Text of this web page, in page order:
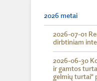
2026 metai
2026-07-01
dirbtiniam
2026-06-30
ir gamtos
gelmių turtai“